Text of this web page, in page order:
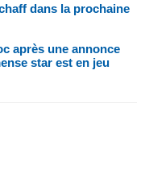
dans la prochaine
après une annonce
star est en jeu